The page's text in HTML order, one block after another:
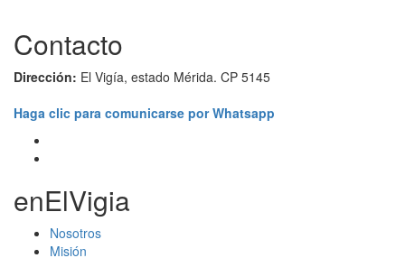
Contacto
Dirección: El Vigía, estado Mérida. CP 5145
Haga clic para comunicarse por Whatsapp
enElVigia
Nosotros
Misión